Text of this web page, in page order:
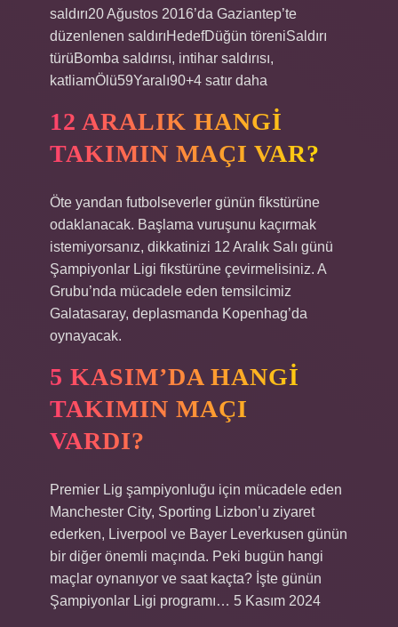
saldırı20 Ağustos 2016’da Gaziantep’te
düzenlenen saldırıHedefDüğün töreniSaldırı
türüBomba saldırısı, intihar saldırısı,
katliamÖlü59Yaralı90+4 satır daha
12 ARALIK HANGI
TAKIMIN MAÇI VAR?
Öte yandan futbolseverler günün fikstürüne
odaklanacak. Başlama vuruşunu kaçırmak
istemiyorsanız, dikkatinizi 12 Aralık Salı günü
Şampiyonlar Ligi fikstürüne çevirmelisiniz. A
Grubu’nda mücadele eden temsilcimiz
Galatasaray, deplasmanda Kopenhag’da
oynayacak.
5 KASIM’DA HANGI
TAKIMIN MAÇI
VARDI?
Premier Lig şampiyonluğu için mücadele eden
Manchester City, Sporting Lizbon’u ziyaret
ederken, Liverpool ve Bayer Leverkusen günün
bir diğer önemli maçında. Peki bugün hangi
maçlar oynanıyor ve saat kaçta? İşte günün
Şampiyonlar Ligi programı… 5 Kasım 2024